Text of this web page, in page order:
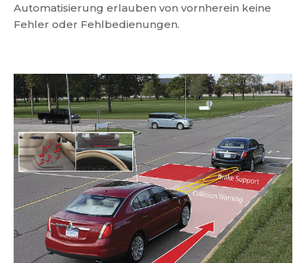
Automatisierung erlauben von vornherein keine
Fehler oder Fehlbedienungen.